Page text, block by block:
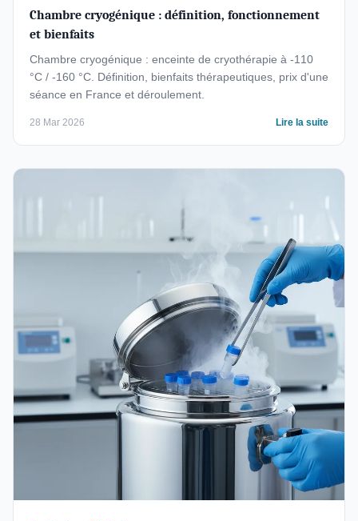
Chambre cryogénique : définition, fonctionnement
et bienfaits
Chambre cryogénique : enceinte de cryothérapie à -110
°C / -160 °C. Définition, bienfaits thérapeutiques, prix d'une
séance en France et déroulement.
28 Mar 2026 Lire la suite